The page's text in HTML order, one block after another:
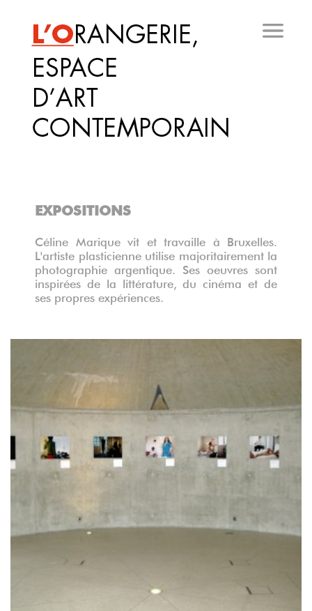
principal
EXPOSITIONS
Céline Marique vit et travaille à Bruxelles.
L'artiste plasticienne utilise majoritairement la
photographie argentique. Ses oeuvres sont
inspirées de la littérature, du cinéma et de
ses propres expériences.